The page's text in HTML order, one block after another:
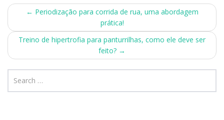
Post
navigation
← Periodização para corrida de rua, uma abordagem
prática!
Treino de hipertrofia para panturrilhas, como ele deve ser
feito? →